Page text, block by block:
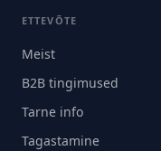
ETTEVÕTE
Meist
B2B tingimused
Tarne info
Tagastamine